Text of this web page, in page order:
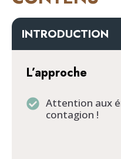
INTRODUCTION
L’approche
Attention aux
contagion !